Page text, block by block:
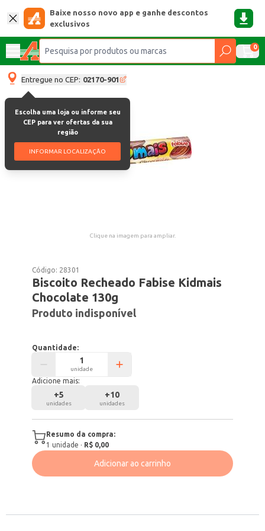
Baixe nosso novo app e ganhe descontos
exclusivos
0
Entregue no CEP: 02170-901
Escolha uma loja ou informe seu
CEP para ver ofertas da sua
região
INFORMAR LOCALIZAÇÃO
Clique na imagem para ampliar.
Código: 28301
Biscoito Recheado Fabise Kidmais
Chocolate 130g
Produto indisponível
Quantidade:
unidade
Adicione mais:
+5
unidades
+10
unidades
Resumo da compra:
1 unidade · R$ 0,00
Adicionar ao carrinho